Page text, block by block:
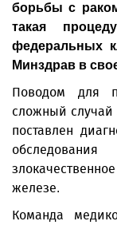
борьбы с
такая
федеральных
Минздрав в
Поводом для
сложный случай
поставлен
железе.
Команда